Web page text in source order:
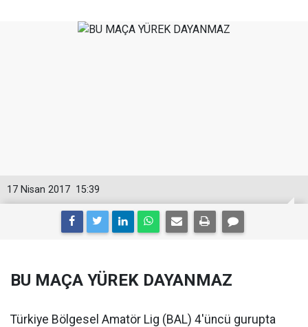
15:39
17 Nisan 2017
BU MAÇA YÜREK DAYANMAZ
Türkiye Bölgesel Amatör Lig (BAL) 4'üncü gurupta